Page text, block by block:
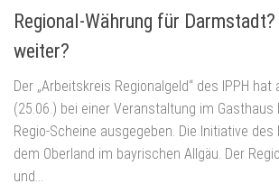
Regional-Währung für
weiter?
Der „Arbeitskreis Regionalgeld“ des IPPH
(25.06.) bei einer Veranstaltung im Gasthaus
Regio-Scheine ausgegeben. Die Initiative
dem Oberland im bayrischen Allgäu. Der
und...